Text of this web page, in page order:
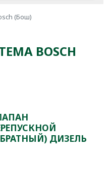
(Бош)
BOSCH
ДИЗЕЛЬ